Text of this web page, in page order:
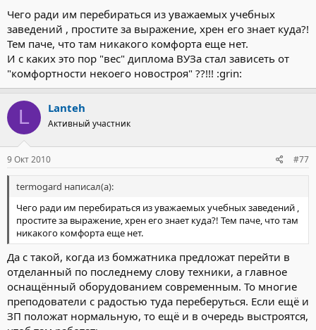
Чего ради им перебираться из уважаемых учебных
заведений , простите за выражение, хрен его знает куда?!
Тем паче, что там никакого комфорта еще нет.
И с каких это пор "вес" диплома ВУЗа стал зависеть от
"комфортности некоего новостроя" ??!!! :grin:
L Lanteh
Активный участник
9 Окт 2010 #77
termogard написал(а):
Чего ради им перебираться из уважаемых учебных заведений ,
простите за выражение, хрен его знает куда?! Тем паче, что там
никакого комфорта еще нет.
Да с такой, когда из бомжатника предложат перейти в
отделанный по последнему слову техники, а главное
оснащённый оборудованием современным. То многие
преподователи с радостью туда переберуться. Если ещё и
ЗП положат нормальную, то ещё и в очередь выстроятся,